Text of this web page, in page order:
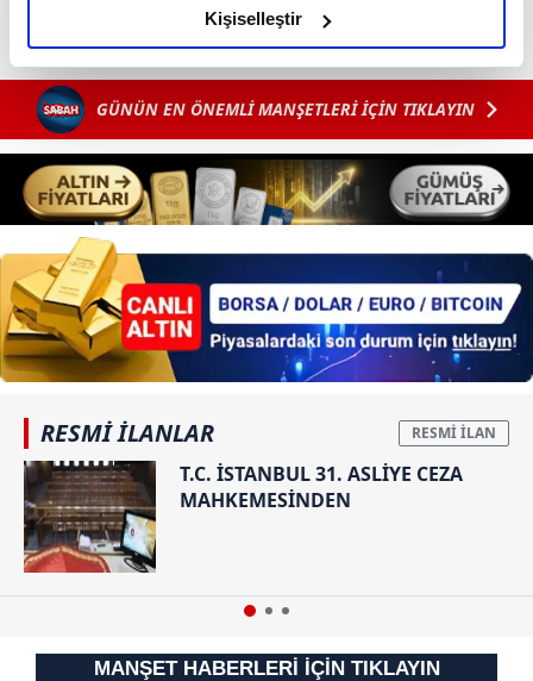
olduğunu ve sizlere en iyi içerikleri sunabilmek adına
elimizden gelen çabayı gösterdiğimizi ve bu noktada,
reklamların maliyetlerimizi karşılamak noktasında tek gelir
kalemimiz olduğunu sizlere hatırlatmak isteriz.
Her halükârda, kullanıcılar, bu çerezlere izin vermedikleri
takdirde, kullanıcılara hedefli reklamlar
gösterilmeyecektir."
Sizlere daha iyi bir hizmet sunabilmek için İnternet
Sitemizde kendimize ve üçüncü kişilere ait çerezler
kullanılmaktadır. Bu çerezler vasıtasıyla çeşitli kişisel
verileriniz işlenmekte olup gerekli olan çerezler bilgi
toplumu hizmetlerinin sunulması amacıyla
kullanılmaktadır. Diğer çerezler, sitemizin daha işlevsel
kılınması ve kişiselleştirilmesi ve sizlere yönelik
reklam/pazarlama faaliyetlerinin yapılması, amaçlarıyla
sınırlı olarak açık rızanız dahilinde kullanılacaktır.
Çerezlere ilişkin tercihlerinizi aşağıda yer alan panel
için Ayarlar butonuna tıklayabilir,
Kişiselleştir
GÜNÜN EN ÖNEMLİ MANŞETLERİ İÇİN TIKLAYIN
RESMİ İLANLAR
T.C. İSTANBUL 31. ASLİYE CEZA
MAHKEMESİNDEN
MANŞET HABERLERİ İÇİN TIKLAYIN